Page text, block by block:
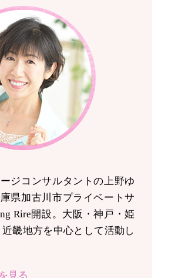
ジコンサルタントの上野ゆ
県加古川市プライベートサ
Rire開設。 大阪・神戸・姫
畿地方を中心として活動し
見る